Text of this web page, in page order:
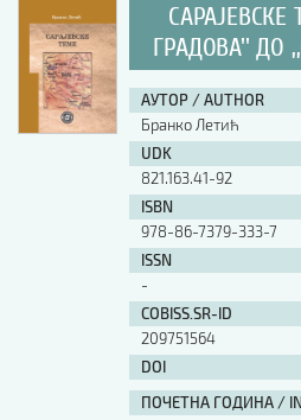
ISBN
ISSN
ГРАДОВА'' ДО
АУТОР / AUTHOR
Бранко Летић
UDK
821.163.41-92
ISBN
978-86-7379-333-7
ISSN
-
COBISS.SR-ID
209751564
DOI
ПОЧЕТНА ГОДИНА /